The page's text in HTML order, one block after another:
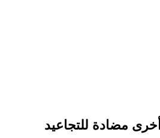
مضادة للتجاعيد